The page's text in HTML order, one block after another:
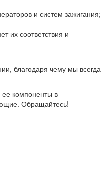
и систем зажигания;
их соответствия и
благодаря чему мы всегда
ее компоненты в
Обращайтесь!